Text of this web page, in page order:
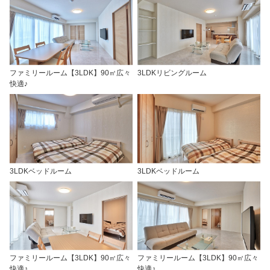
ファミリールーム【3LDK】90㎡広々
快適♪
3LDKリビングルーム
3LDKベッドルーム 3LDKベッドルーム
ファミリールーム【3LDK】90㎡広々
ファミリールーム【3LDK】90㎡広々